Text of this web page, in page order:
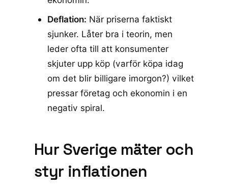
Deflation: När priserna faktiskt
sjunker. Låter bra i teorin, men
leder ofta till att konsumenter
skjuter upp köp (varför köpa idag
om det blir billigare imorgon?) vilket
pressar företag och ekonomin i en
negativ spiral.
Hur Sverige mäter och
styr inflationen